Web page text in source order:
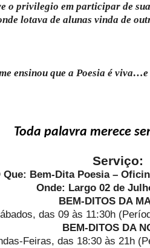
o privilegio em participar de
lotava de alunas vinda de
ensinou que a Poesia é
Toda palavra merece
Serviço:
Que: Bem-Dita Poesia –
Onde: Largo 02 de
BEM-DITOS DA
das 09 às 11:30h
BEM-DITOS DA
Feiras, das 18:30 às 21h